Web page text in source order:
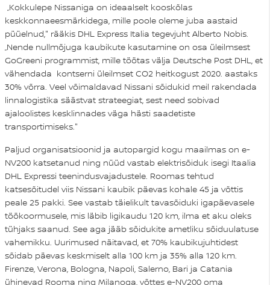
„Kokkulepe Nissaniga on ideaalselt kooskõlas
keskkonnaeesmärkidega, mille poole oleme juba aastaid
püüelnud," rääkis DHL Express Italia tegevjuht Alberto Nobis.
„Nende nullmõjuga kaubikute kasutamine on osa üleilmsest
GoGreeni programmist, mille töötas välja Deutsche Post DHL, et
vähendada kontserni üleilmset CO2 heitkogust 2020. aastaks
30% võrra. Veel võimaldavad Nissani sõidukid meil rakendada
linnalogistika säästvat strateegiat, sest need sobivad
ajaloolistes kesklinnades väga hästi saadetiste
transportimiseks."
Paljud organisatsioonid ja autopargid kogu maailmas on e-
NV200 katsetanud ning nüüd vastab elektrisõiduk isegi Itaalia
DHL Expressi teenindusvajadustele. Roomas tehtud
katsesõitudel viis Nissani kaubik päevas kohale 45 ja võttis
peale 25 pakki. See vastab täielikult tavasõiduki igapäevasele
töökoormusele, mis läbib ligikaudu 120 km, ilma et aku oleks
tühjaks saanud. See aga jääb sõidukite ametliku sõiduulatuse
vahemikku. Uurimused näitavad, et 70% kaubikujuhtidest
sõidab päevas keskmiselt alla 100 km ja 35% alla 120 km.
Firenze, Verona, Bologna, Napoli, Salerno, Bari ja Catania
ühinevad Rooma ning Milanoga, võttes e-NV200 oma